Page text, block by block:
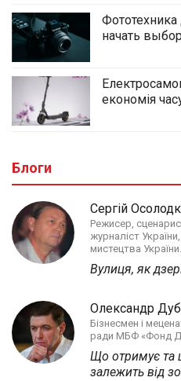
начать
економія
Блоги
Сергій
Режисер,
журналіст
мистецтва
Вулиця, як
Олександр
Бізнесмен і
ради МБФ «Фонд
Що отримує та
залежить від